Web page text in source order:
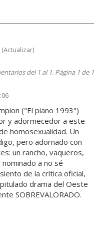
(Actualizar)
del 1 al 1. Página 1 de 1
("El piano 1993")
y adormecedor a este
homosexualidad. Un
pero adornado con
un rancho, vaqueros,
a no sé
de la crítica oficial,
drama del Oeste
SOBREVALORADO.